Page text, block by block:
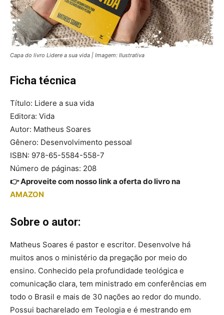
Capa do livro Lidere a sua vida | Imagem: Ilustrativa
Ficha técnica
Título: Lidere a sua vida
Editora: Vida
Autor: Matheus Soares
Gênero: Desenvolvimento pessoal
ISBN: 978-65-5584-558-7
Número de páginas: 208
👉 Aproveite com nosso link a oferta do livro na
AMAZON
Sobre o autor:
Matheus Soares é pastor e escritor. Desenvolve há
muitos anos o ministério da pregação por meio do
ensino. Conhecido pela profundidade teológica e
comunicação clara, tem ministrado em conferências em
todo o Brasil e mais de 30 nações ao redor do mundo.
Possui bacharelado em Teologia e é mestrando em